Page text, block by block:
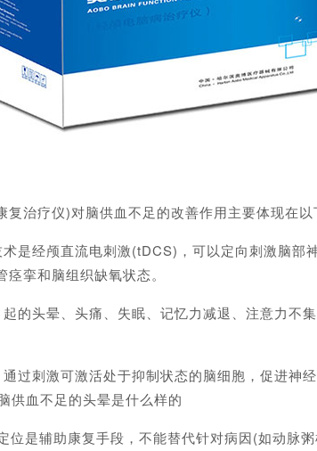
疗仪)对脑供血不足的改善作用主要体现在以
经颅直流电刺激(tDCS)，可以定向刺激脑部
挛和脑组织缺氧状态。
头晕、头痛、失眠、记忆力减退、注意力不
刺激可激活处于抑制状态的脑细胞，促进神
供血不足的头晕是什么样的
辅助康复手段，不能替代针对病因(如动脉粥